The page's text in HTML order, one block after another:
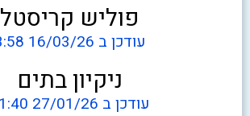
פוליש קריסטל
עודכן ב 16/03/26 3:58
ניקיון בתים
עודכן ב 27/01/26 11:40